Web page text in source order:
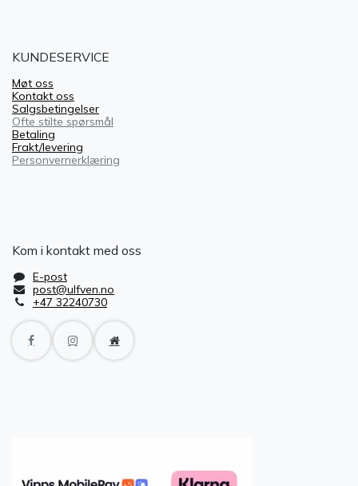
KUNDESERVICE
Møt oss
Kontakt oss
Salgsbetingelser
Ofte stilte spørsmål
Betaling
Frakt/levering
Personvernerklæring
Kom i kontakt med oss
E-post
post@ulfven.no
+47 32240730